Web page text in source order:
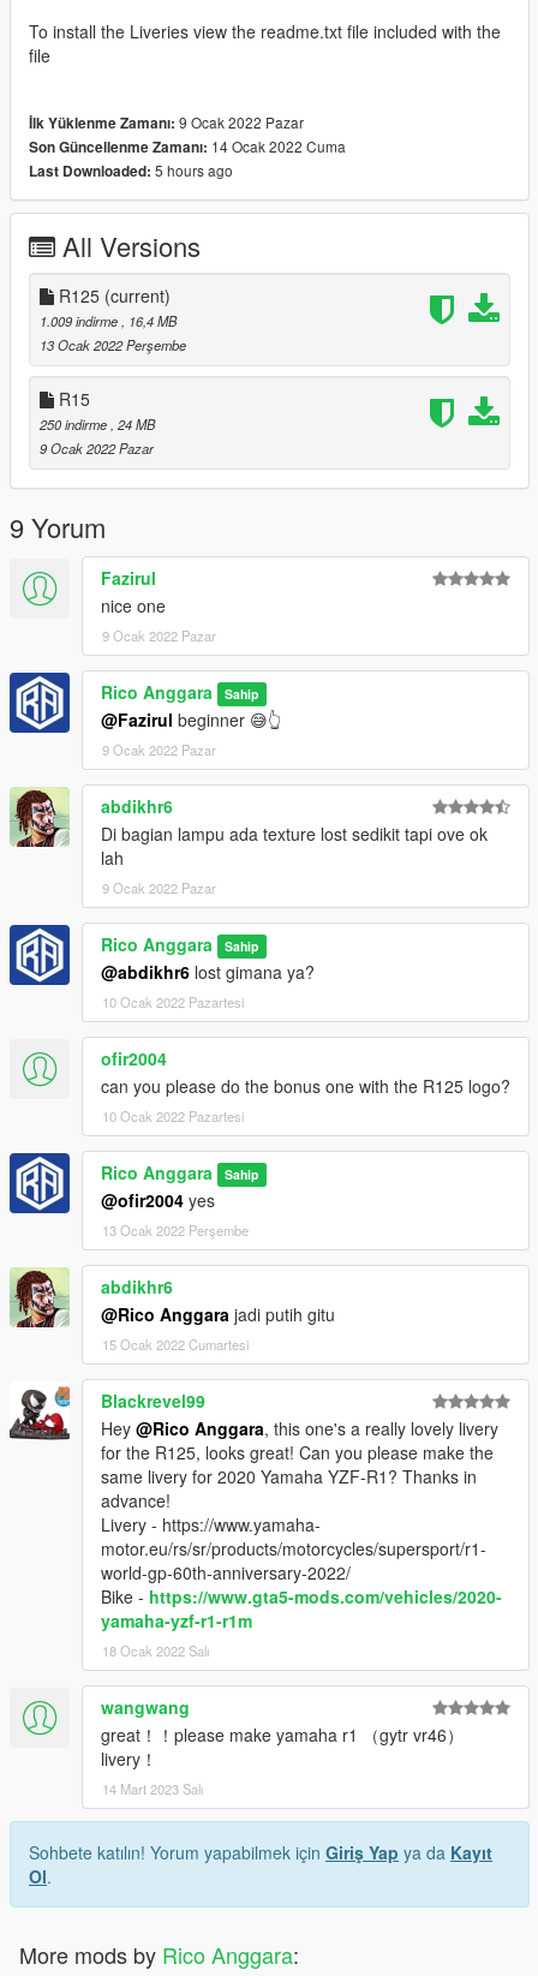
To install the Liveries view the readme.txt file included with the
file
İlk Yüklenme Zamanı: 9 Ocak 2022 Pazar
Son Güncellenme Zamanı: 14 Ocak 2022 Cuma
Last Downloaded: 5 hours ago
All Versions
R125 (current)
1.009 indirme, 16,4 MB
13 Ocak 2022 Perşembe
R15
250 indirme, 24 MB
9 Ocak 2022 Pazar
9 Yorum
Fazirul
nice one
9 Ocak 2022 Pazar
Rico Anggara Sahip
@Fazirul beginner 😅👆
9 Ocak 2022 Pazar
abdikhr6
Di bagian lampu ada texture lost sedikit tapi ove ok
lah
9 Ocak 2022 Pazar
Rico Anggara Sahip
@abdikhr6 lost gimana ya?
10 Ocak 2022 Pazartesi
ofir2004
can you please do the bonus one with the R125 logo?
10 Ocak 2022 Pazartesi
Rico Anggara Sahip
@ofir2004 yes
13 Ocak 2022 Perşembe
abdikhr6
@Rico Anggara jadi putih gitu
15 Ocak 2022 Cumartesi
Blackrevel99
Hey @Rico Anggara, this one's a really lovely livery
for the R125, looks great! Can you please make the
same livery for 2020 Yamaha YZF-R1? Thanks in
advance!
Livery - https://www.yamaha-
motor.eu/rs/sr/products/motorcycles/supersport/r1-
world-gp-60th-anniversary-2022/
Bike - https://www.gta5-mods.com/vehicles/2020-
yamaha-yzf-r1-r1m
18 Ocak 2022 Salı
wangwang
great！！please make yamaha r1 （gytr vr46）
livery！
14 Mart 2023 Salı
Sohbete katılın! Yorum yapabilmek için Giriş Yap ya da Kayıt
Ol.
More mods by Rico Anggara: